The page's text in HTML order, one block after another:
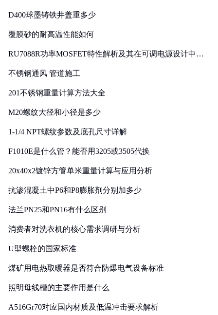
D400球墨铸铁井盖重多少
覆膜砂的耐高温性能如何
RU7088R功率MOSFET特性解析及其在可调电源设计中的
不锈钢通风 管道施工
201不锈钢重量计算方法大全
M20螺纹大径和小径是多少
1-1/4 NPT螺纹参数及底孔尺寸详解
F1010E是什么管？能否用3205或3505代换
20x40x2镀锌方管单米重量计算与应用分析
抗渗混凝土中P6和P8膨胀剂分别加多少
法兰PN25和PN16有什么区别
消费者对洗衣机的核心需求调研与分析
U型螺栓的国家标准
煤矿用电热取暖器是否符合防爆电气设备标准
照明母线槽的主要作用是什么
A516Gr70对应国内材质及低温冲击要求解析